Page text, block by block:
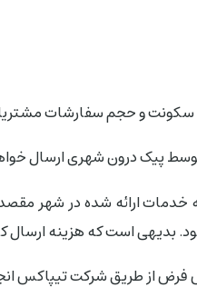
و حجم سفارشات
پیک درون شهری ارسال
خدمات ارائه شده در شهر
بدیهی است که هزینه
از طریق شرکت تیپاکس